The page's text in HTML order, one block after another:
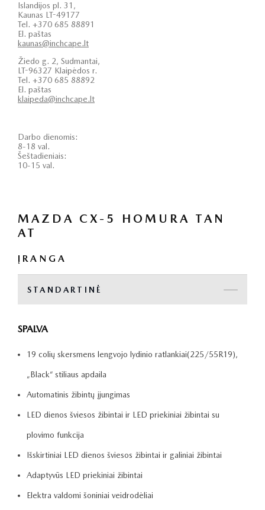
MAZDA CX-5 HOMURA TAN
AT
ĮRANGA
STANDARTINĖ
SPALVA
19 colių skersmens lengvojo lydinio ratlankiai(225/55R19),
„Black“ stiliaus apdaila
Automatinis žibintų įjungimas
LED dienos šviesos žibintai ir LED priekiniai žibintai su
plovimo funkcija
Išskirtiniai LED dienos šviesos žibintai ir galiniai žibintai
Adaptyvūs LED priekiniai žibintai
Elektra valdomi šoniniai veidrodėliai
Islandijos pl. 31,
Kaunas LT-49177
Tel. +370 685 88891
El. paštas
kaunas@inchcape.lt
Žiedo g. 2, Sudmantai,
LT-96327 Klaipėdos r.
Tel. +370 685 88892
El. paštas
klaipeda@inchcape.lt
Darbo dienomis:
8-18 val.
Šeštadieniais:
10-15 val.